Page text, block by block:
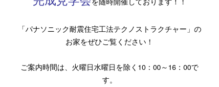
「パナソニック耐震住宅工法テクノストラクチャー」の
お家をぜひご覧ください！
ご案内時間は、火曜日水曜日を除く10：00～16：00で
す。